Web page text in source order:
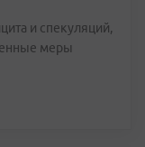
и спекуляций,
меры